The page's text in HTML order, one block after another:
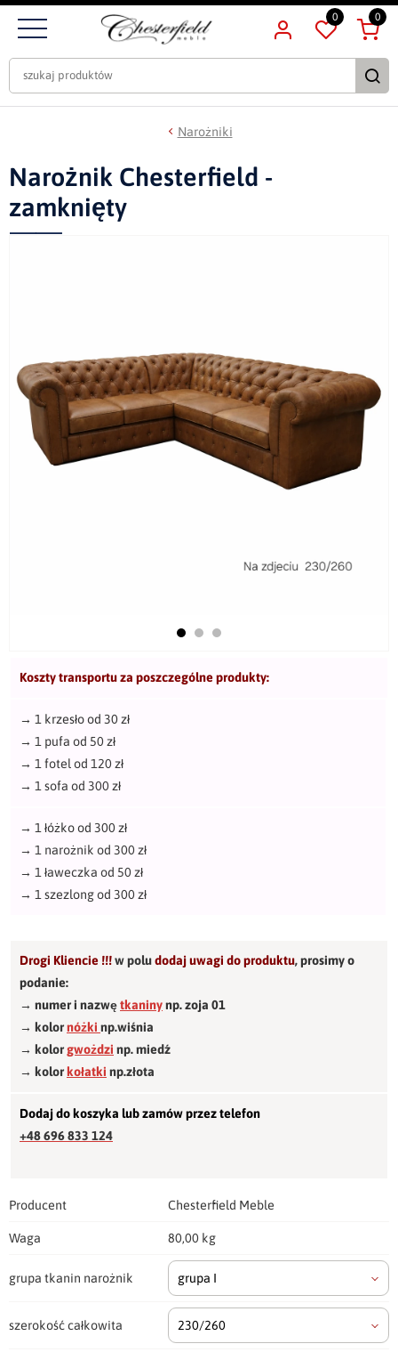
0 0
Narożniki
Narożnik Chesterfield -
zamknięty
Koszty transportu za poszczególne produkty:
→ 1 krzesło od 30 zł
→ 1 pufa od 50 zł
→ 1 fotel od 120 zł
→ 1 sofa od 300 zł
→ 1 łóżko od 300 zł
→ 1 narożnik od 300 zł
→ 1 ławeczka od 50 zł
→ 1 szezlong od 300 zł
Drogi Kliencie !!!w poludodaj uwagi do produktu,prosimy o
podanie:
→ numer i nazwętkaninynp. zoja 01
→ kolornóżki np.wiśnia
→ kolorgwożdzi np. miedź
→ kolorkołatki np.złota
Dodaj do koszyka lub zamów przez telefon
+48 696 833 124
Producent Chesterfield Meble
Waga 80,00 kg
grupa tkanin narożnik grupa I
szerokość całkowita 230/260